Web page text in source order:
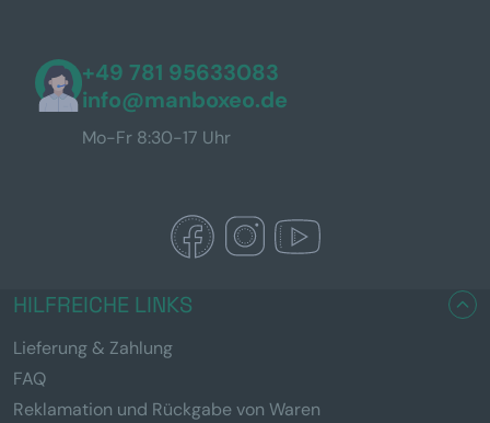
+49 781 95633083
info@manboxeo.de
Mo-Fr 8:30-17 Uhr
HILFREICHE LINKS
Lieferung & Zahlung
FAQ
Reklamation und Rückgabe von Waren